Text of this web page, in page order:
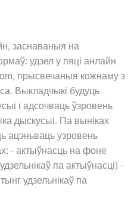
заснаваныя на
удзел у пяці анлайн
прысвечаныя кожнаму з
Выкладчыкі будуць
і адсочваць ўзровень
дыскусыі. Па выніках
ацэньваць узровень
- актыўнасць на фоне
па актыўнасці) -
удзельнікаў па